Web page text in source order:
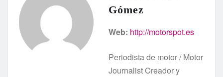
Gómez
Web: http://motorspot.es
Periodista de motor / Motor
Journalist Creador y